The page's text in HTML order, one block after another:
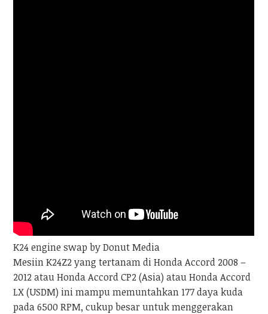
K24 engine swap by Donut Media
Mesiin K24Z2 yang tertanam di Honda Accord 2008 –
2012 atau Honda Accord CP2 (Asia) atau Honda Accord
LX (USDM) ini mampu memuntahkan 177 daya kuda
pada 6500 RPM, cukup besar untuk menggerakan